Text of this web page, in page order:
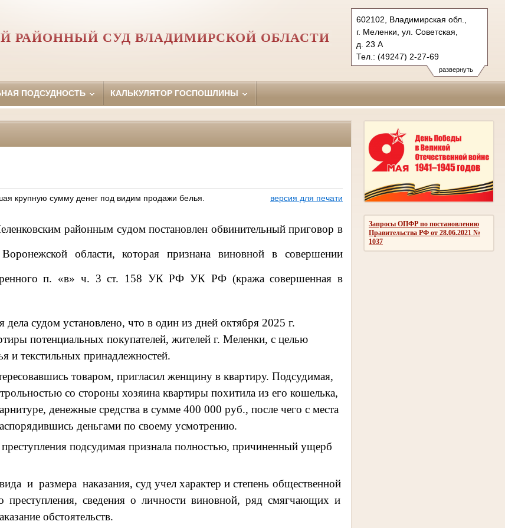
развернуть
602102, Владимирская обл.,
г. Меленки, ул. Советская,
д. 23 А
Тел.: (49247) 2-27-69
melenkovsky.wld@sudrf.ru
РАЙОННЫЙ СУД ВЛАДИМИРСКОЙ ОБЛАСТИ
ПОДСУДНОСТЬ КАЛЬКУЛЯТОР ГОСПОШЛИНЫ
Запросы ОПФР по постановлению
Правительства РФ от 28.06.2021 №
1037
крупную сумму денег под видим продажи белья.
версия для печати
районным судом постановлен обвинительный приговор в
области, которая признана виновной в совершении
п. «в» ч. 3 ст. 158 УК РФ УК РФ (кража совершенная в
дела судом установлено, что в один из дней октября 2025 г.
потенциальных покупателей, жителей г. Меленки, с целью
и текстильных принадлежностей.
товаром, пригласил женщину в квартиру. Подсудимая,
со стороны хозяина квартиры похитила из его кошелька,
денежные средства в сумме 400 000 руб., после чего с места
деньгами по своему усмотрению.
подсудимая признала полностью, причиненный ущерб
вида и размера наказания, суд учел характер и степень общественной
преступления, сведения о личности виновной, ряд смягчающих и
обстоятельств.